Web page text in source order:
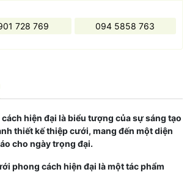
728 769 094 5858 763
hiện đại là biểu tượng của sự sáng tạo
thiết kế thiệp cưới, mang đến một diện
cho ngày trọng đại.
phong cách hiện đại là một tác phẩm